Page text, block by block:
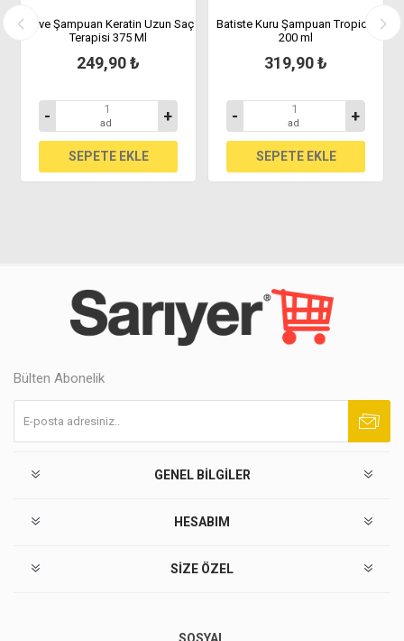
Dove Şampuan Keratin Uzun Saç
Terapisi 375 Ml
249,90 ₺
- ad +
Batiste Kuru Şampuan Tropical
200 ml
319,90 ₺
- ad +
Bülten Abonelik
GENEL BILGILER
HESABIM
SIZE ÖZEL
SOSYAL